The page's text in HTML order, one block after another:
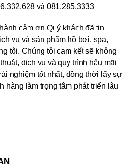
và 081.285.3333
cảm ơn Quý khách đã tin
vụ và sản phẩm hồ bơi, spa,
tôi. Chúng tôi cam kết sẽ không
dịch vụ và quy trình hậu mãi
nghiệm tốt nhất, đồng thời lấy sự
hàng làm trọng tâm phát triển lâu